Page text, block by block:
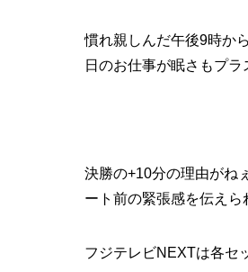
慣れ親しんだ午後9時か
日のお仕事が眠さもプ
決勝の+10分の理由がね
ート前の緊張感を伝えら
フジテレビNEXTは各セ